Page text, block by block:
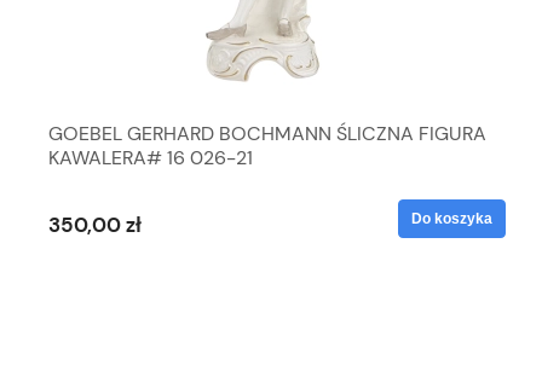
GOEBEL GERHARD BOCHMANN ŚLICZNA FIGURA
KAWALERA# 16 026-21
350,00 zł Do koszyka